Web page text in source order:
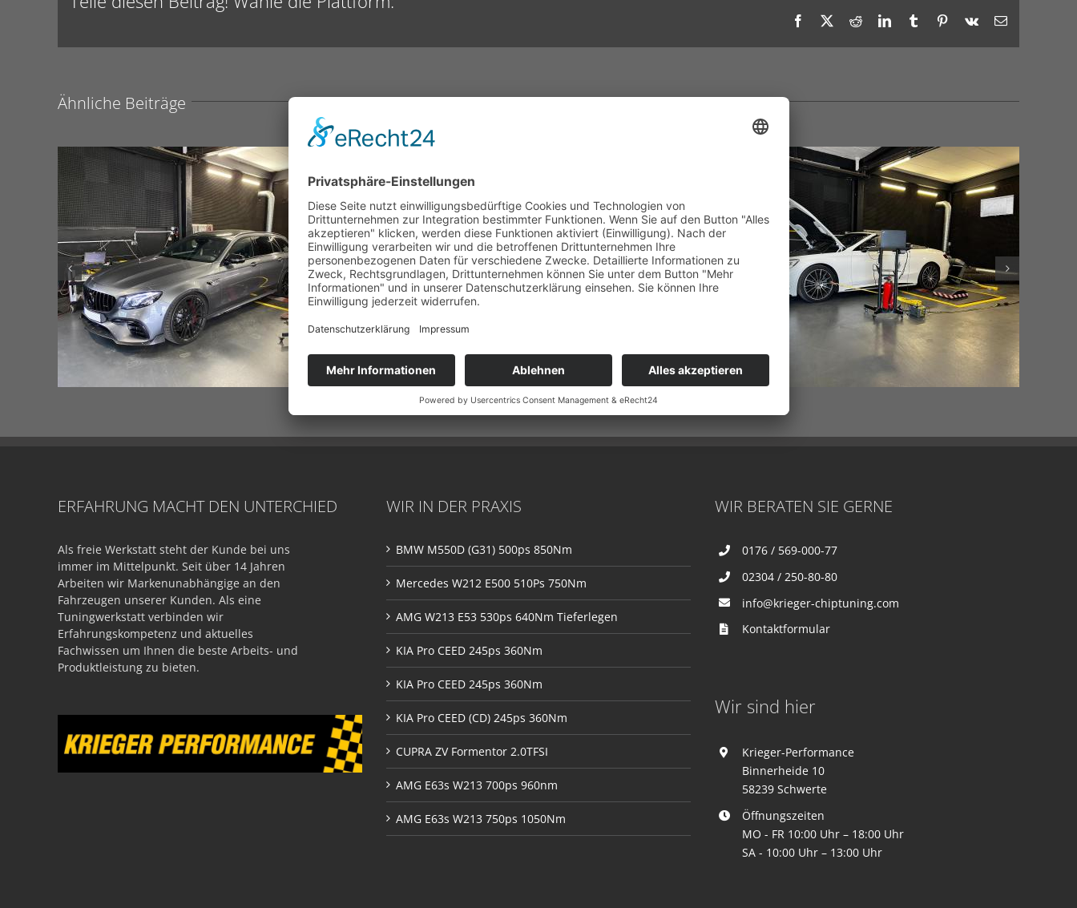
Facebook RedditLinkedInTumblr Pinterest
Vk
E-
Ähnliche Beiträge
ERFAHRUNG MACHT DEN UNTERCHIED
Als freie Werkstatt steht der Kunde bei uns
immer im Mittelpunkt. Seit über 14 Jahren
Arbeiten wir Markenunabhängige an den
Fahrzeugen unserer Kunden. Als eine
Tuningwerkstatt verbinden wir
Erfahrungskompetenz und aktuelles
Fachwissen um Ihnen die beste Arbeits- und
Produktleistung zu bieten.
WIR IN DER PRAXIS
BMW M550D (G31) 500ps 850Nm
Mercedes W212 E500 510Ps 750Nm
AMG W213 E53 530ps 640Nm Tieferlegen
KIA Pro CEED 245ps 360Nm
KIA Pro CEED 245ps 360Nm
KIA Pro CEED (CD) 245ps 360Nm
CUPRA ZV Formentor 2.0TFSI
AMG E63s W213 700ps 960nm
AMG E63s W213 750ps 1050Nm
WIR BERATEN SIE GERNE
0176 / 569-000-77
02304 / 250-80-80
info@krieger-chiptuning.com
Kontaktformular
Wir sind hier
Krieger-Performance
Binnerheide 10
58239 Schwerte
Öffnungszeiten
MO - FR 10:00 Uhr – 18:00 Uhr
SA - 10:00 Uhr – 13:00 Uhr